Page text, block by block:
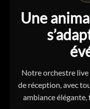
Une
Notre orchestre
de réception, avec
ambiance